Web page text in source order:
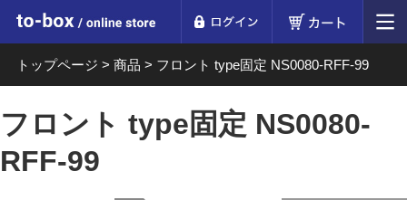
to-box online store
トップページ > 商品 > フロント type固定 NS0080-RFF-99
フロント type固定 NS0080-
RFF-99